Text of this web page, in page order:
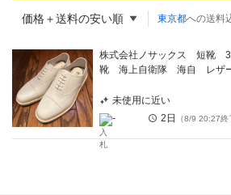
価格＋送料の安い順 東京都への送料
株式会社ノサックス 短靴
靴 海上自衛隊 海自 レザー
未使用に近い
-
2日 （8/9 20:27終